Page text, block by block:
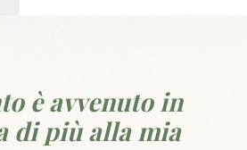
è avvenuto in
di più alla mia